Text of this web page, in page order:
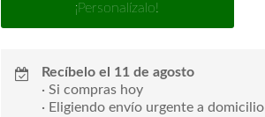
¡Personalízalo!
Recíbelo el 11 de agosto
· Si compras hoy
· Eligiendo envío urgente a domicilio